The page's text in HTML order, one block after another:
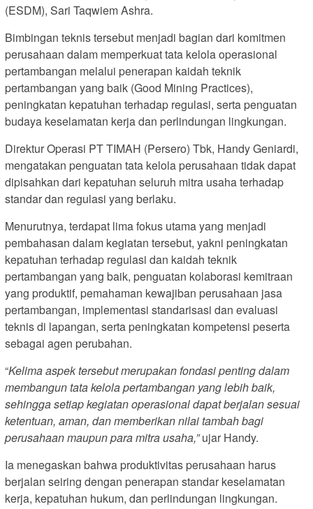
(ESDM), Sari Taqwiem Ashra.
Bimbingan teknis tersebut menjadi bagian dari komitmen
perusahaan dalam memperkuat tata kelola operasional
pertambangan melalui penerapan kaidah teknik
pertambangan yang baik (Good Mining Practices),
peningkatan kepatuhan terhadap regulasi, serta penguatan
budaya keselamatan kerja dan perlindungan lingkungan.
Direktur Operasi PT TIMAH (Persero) Tbk, Handy Geniardi,
mengatakan penguatan tata kelola perusahaan tidak dapat
dipisahkan dari kepatuhan seluruh mitra usaha terhadap
standar dan regulasi yang berlaku.
Menurutnya, terdapat lima fokus utama yang menjadi
pembahasan dalam kegiatan tersebut, yakni peningkatan
kepatuhan terhadap regulasi dan kaidah teknik
pertambangan yang baik, penguatan kolaborasi kemitraan
yang produktif, pemahaman kewajiban perusahaan jasa
pertambangan, implementasi standarisasi dan evaluasi
teknis di lapangan, serta peningkatan kompetensi peserta
sebagai agen perubahan.
“Kelima aspek tersebut merupakan fondasi penting dalam
membangun tata kelola pertambangan yang lebih baik,
sehingga setiap kegiatan operasional dapat berjalan sesuai
ketentuan, aman, dan memberikan nilai tambah bagi
perusahaan maupun para mitra usaha,”ujar Handy.
Ia menegaskan bahwa produktivitas perusahaan harus
berjalan seiring dengan penerapan standar keselamatan
kerja, kepatuhan hukum, dan perlindungan lingkungan.